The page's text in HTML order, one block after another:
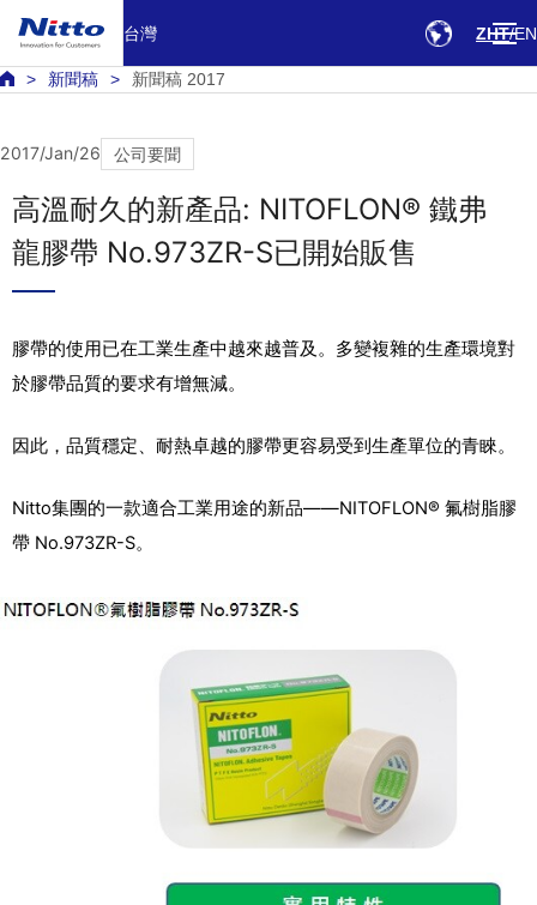
台灣 ZHT EN
新聞稿 新聞稿 2017
2017/Jan/26 公司要聞
高溫耐久的新產品: NITOFLON® 鐵弗
龍膠帶 No.973ZR-S已開始販售
膠帶的使用已在工業生產中越來越普及。多變複雜的生產環境對
於膠帶品質的要求有增無減。
因此，品質穩定、耐熱卓越的膠帶更容易受到生產單位的青睞。
Nitto集團的一款適合工業用途的新品——NITOFLON® 氟樹脂膠
帶 No.973ZR-S。